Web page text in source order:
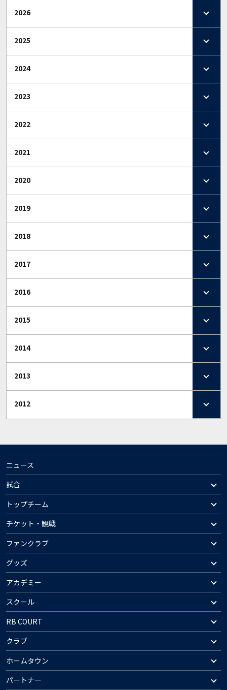
2026
2025
2024
2023
2022
2021
2020
2019
2018
2017
2016
2015
2014
2013
2012
ニュース
試合
トップチーム
チケット・観戦
ファンクラブ
グッズ
アカデミー
スクール
RB COURT
クラブ
ホームタウン
パートナー